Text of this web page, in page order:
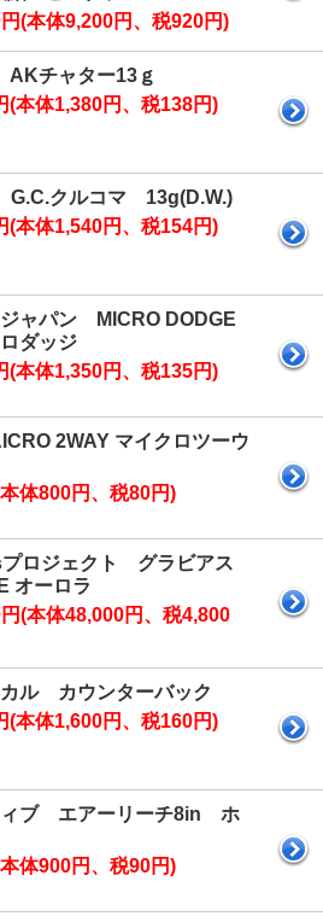
(本体9,200円、税920円)
チャター13ｇ
(本体1,380円、税138円)
G.C.クルコマ 13g(D.W.)
(本体1,540円、税154円)
ジャパン MICRO DODGE
ダッジ
(本体1,350円、税135円)
2WAY マイクロツーウ
体800円、税80円)
ロジェクト グラビアス
オーロラ
(本体48,000円、税4,800
ル カウンターバック
(本体1,600円、税160円)
ィブ エアーリーチ8in ホ
体900円、税90円)